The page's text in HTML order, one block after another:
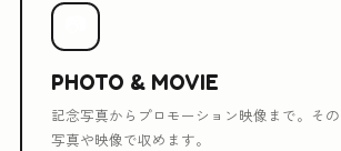
PHOTO & MOVIE
記念写真からプロモーション映像まで。その
写真や映像で収めます。